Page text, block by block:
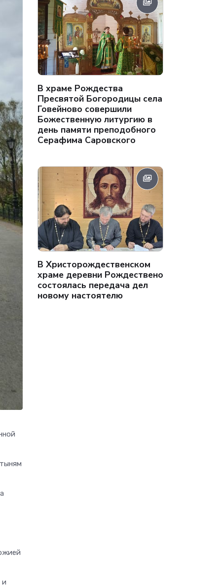
и
В храме Рождества
Пресвятой Богородицы села
Говейново совершили
Божественную литургию в
день памяти преподобного
Серафима Саровского
В Христорождественском
храме деревни Рождествено
состоялась передача дел
новому настоятелю